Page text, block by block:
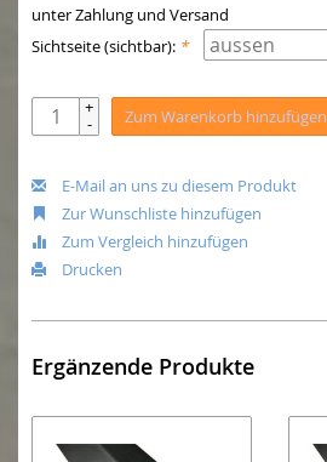
unter Zahlung und Versand
Sichtseite (sichtbar): *
+
- Zum Warenkorb hinzufügen
E-Mail an uns zu diesem Produkt
Zur Wunschliste hinzufügen
Zum Vergleich hinzufügen
Drucken
Ergänzende Produkte